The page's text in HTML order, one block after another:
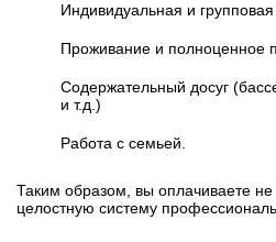
Индивидуальная и групповая
Проживание и полноценное
Содержательный досуг
и т.д.)
Работа с семьей.
Таким образом, вы оплачиваете
целостную систему